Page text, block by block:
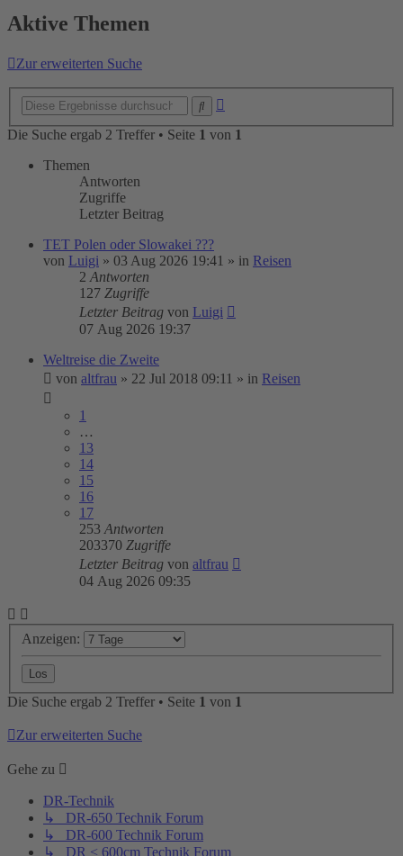
Aktive Themen
Zur erweiterten Suche
Die Suche ergab 2 Treffer • Seite 1 von 1
Themen
Antworten
Zugriffe
Letzter Beitrag
TET Polen oder Slowakei ???
von Luigi » 03 Aug 2026 19:41 » in Reisen
2 Antworten
127 Zugriffe
Letzter Beitrag von Luigi
07 Aug 2026 19:37
Weltreise die Zweite
von altfrau » 22 Jul 2018 09:11 » in Reisen
1
…
13
14
15
16
17
253 Antworten
203370 Zugriffe
Letzter Beitrag von altfrau
04 Aug 2026 09:35
Anzeigen:
Die Suche ergab 2 Treffer • Seite 1 von 1
Zur erweiterten Suche
Gehe zu
DR-Technik
↳ DR-650 Technik Forum
↳ DR-600 Technik Forum
↳ DR < 600cm Technik Forum